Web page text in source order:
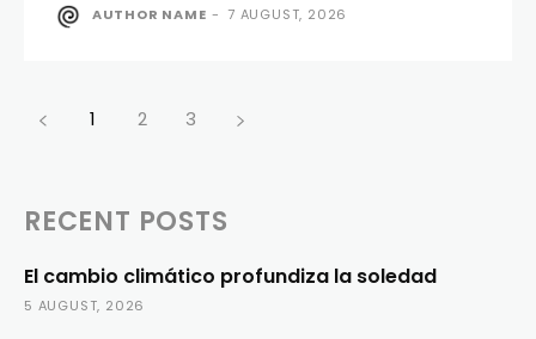
AUTHOR NAME - 7 AUGUST, 2026
1 2 3
RECENT POSTS
El cambio climático profundiza la soledad
5 AUGUST, 2026